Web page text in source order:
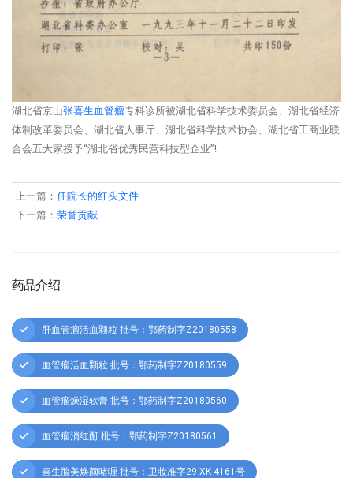
湖北省京山张喜生血管瘤专科诊所被湖北省科学技术委员会、湖北省经济
体制改革委员会、湖北省人事厅、湖北省科学技术协会、湖北省工商业联
合会五大家授予“湖北省优秀民营科技型企业”!
上一篇： 任院长的红头文件
下一篇： 荣誉贡献
药品介绍
肝血管瘤活血颗粒 批号：鄂药制字Z20180558
血管瘤活血颗粒 批号：鄂药制字Z20180559
血管瘤燥湿软膏 批号：鄂药制字Z20180560
血管瘤消红酊 批号：鄂药制字Z20180561
喜生脸美焕颜啫喱 批号：卫妆准字29-XK-4161号